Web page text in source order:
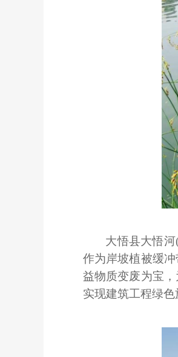
大悟县大悟河
作为岸坡植被缓
益物质变废为宝
实现建筑工程绿色